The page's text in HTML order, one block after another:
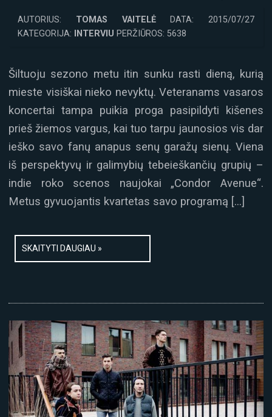
AUTORIUS: TOMAS VAITELĖDATA: 2015/07/27
KATEGORIJA:
INTERVIU PERŽIŪROS: 5638
Šiltuoju sezono metu itin sunku rasti dieną, kurią
mieste visiškai nieko nevyktų. Veteranams vasaros
koncertai tampa puikia proga pasipildyti kišenes
prieš žiemos vargus, kai tuo tarpu jaunosios vis dar
ieško savo fanų anapus senų garažų sienų. Viena
iš perspektyvų ir galimybių tebeieškančių grupių –
indie roko scenos naujokai „Condor Avenue“.
Metus gyvuojantis kvartetas savo programą […]
SKAITYTI DAUGIAU »